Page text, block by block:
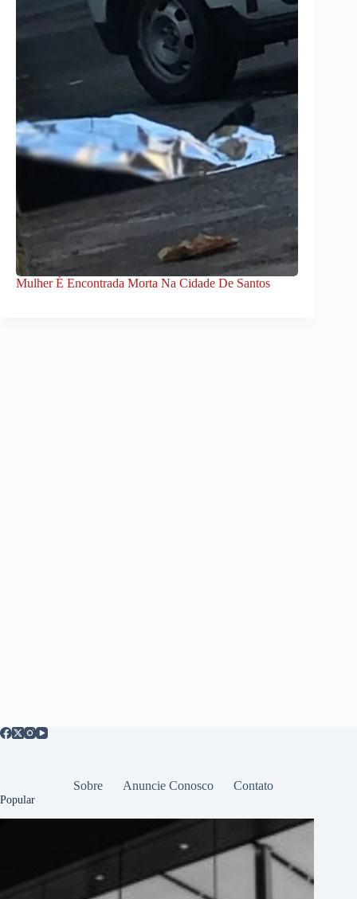
Mulher É Encontrada Morta Na Cidade De Santos
Sobre Anuncie Conosco Contato
Popular